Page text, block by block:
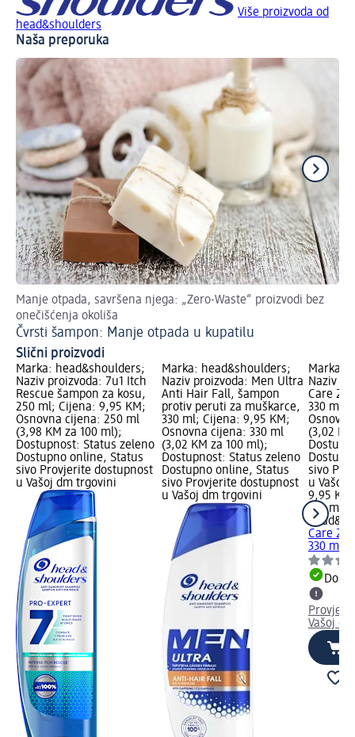
Više proizvoda od
head&shoulders
Naša preporuka
Manje otpada, savršena njega: „Zero-Waste“ proizvodi bez
onečišćenja okoliša
Čvrsti šampon: Manje otpada u kupatilu
Slični proizvodi
Marka: head&shoulders;
Naziv proizvoda: 7u1 Itch
Rescue šampon za kosu,
250 ml; Cijena: 9,95 KM;
Osnovna cijena: 250 ml
(3,98 KM za 100 ml);
Dostupnost: Status zeleno
Dostupno online, Status
sivo Provjerite dostupnost
u Vašoj dm trgovini
Marka: head&shoulders;
Naziv proizvoda: Men Ultra
Anti Hair Fall, šampon
protiv peruti za muškarce,
330 ml; Cijena: 9,95 KM;
Osnovna cijena: 330 ml
(3,02 KM za 100 ml);
Dostupnost: Status zeleno
Dostupno online, Status
sivo Provjerite dostupnost
u Vašoj dm trgovini
Marka:
Naziv
Care
330 ml;
(3,02
sivo
u Vašoj
9,95 KM
330 ml
Care
330 ml
Vašoj